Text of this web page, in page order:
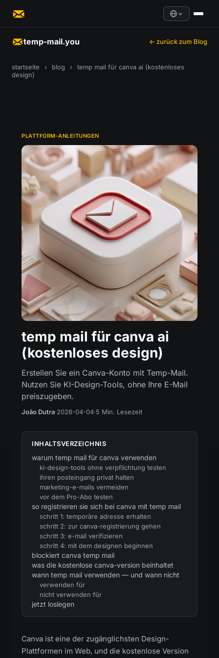
temp-mail.you ← zurück zum Blog
startseite › blog ›
temp mail für canva ai (kostenloses
design)
PLATTFORM-ANLEITUNGEN
temp mail für canva ai
(kostenloses design)
Erstellen Sie ein Canva-Konto mit Temp-Mail.
Nutzen Sie KI-Design-Tools, ohne Ihre E-Mail
preiszugeben.
João Dutra·2026-04-04·5 Min. Lesezeit
INHALTSVERZEICHNIS
warum temp mail für canva verwenden
ki-design-tools ohne verpflichtung testen
ihren posteingang privat halten
marketing-e-mails vermeiden
vor dem Pro-Abo testen
so registrieren sie sich bei canva mit temp mail
schritt 1: temporäre adresse erhalten
schritt 2: zur canva-registrierung gehen
schritt 3: e-mail verifizieren
schritt 4: mit dem designen beginnen
blockiert canva temp mail
was die kostenlose canva-version beinhaltet
wann temp mail verwenden — und wann nicht
verwenden für
nicht verwenden für
jetzt loslegen
Canva ist eine der zugänglichsten Design-
Plattformen im Web, und die kostenlose Version